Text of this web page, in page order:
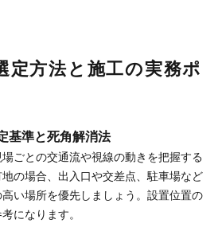
定方法と施工の実務ポ
基準と死角解消法
ごとの交通流や視線の動きを把握する
の場合、出入口や交差点、駐車場など
い場所を優先しましょう。設置位置の
になります。